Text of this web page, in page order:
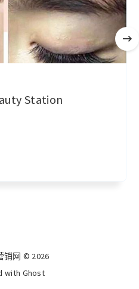
Station
销网 © 2026
with Ghost